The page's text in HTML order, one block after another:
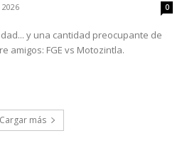
0
y una cantidad preocupante de
amigos: FGE vs Motozintla.
Cargar más